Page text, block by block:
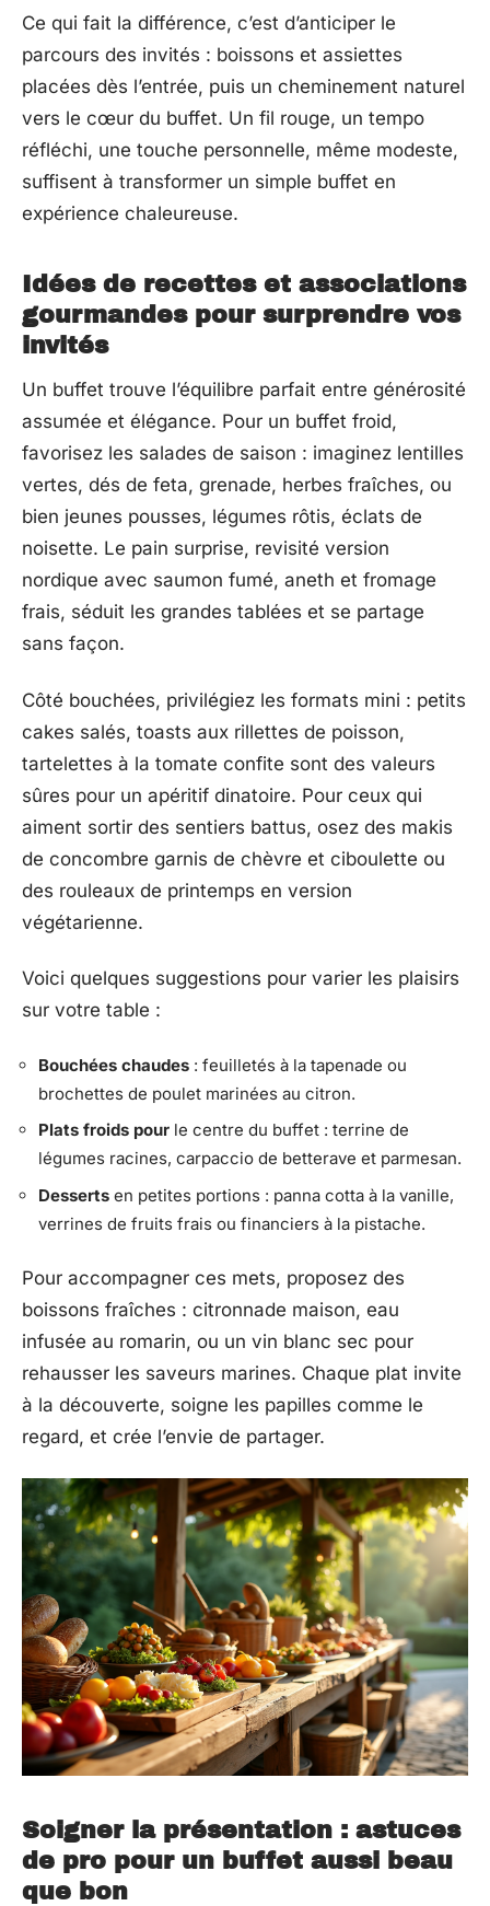
Ce qui fait la différence, c’est d’anticiper le
parcours des invités : boissons et assiettes
placées dès l’entrée, puis un cheminement naturel
vers le cœur du buffet. Un fil rouge, un tempo
réfléchi, une touche personnelle, même modeste,
suffisent à transformer un simple buffet en
expérience chaleureuse.
Idées de recettes et associations
gourmandes pour surprendre vos
invités
Un buffet trouve l’équilibre parfait entre générosité
assumée et élégance. Pour un buffet froid,
favorisez les salades de saison : imaginez lentilles
vertes, dés de feta, grenade, herbes fraîches, ou
bien jeunes pousses, légumes rôtis, éclats de
noisette. Le pain surprise, revisité version
nordique avec saumon fumé, aneth et fromage
frais, séduit les grandes tablées et se partage
sans façon.
Côté bouchées, privilégiez les formats mini : petits
cakes salés, toasts aux rillettes de poisson,
tartelettes à la tomate confite sont des valeurs
sûres pour un apéritif dinatoire. Pour ceux qui
aiment sortir des sentiers battus, osez des makis
de concombre garnis de chèvre et ciboulette ou
des rouleaux de printemps en version
végétarienne.
Voici quelques suggestions pour varier les plaisirs
sur votre table :
Bouchées chaudes : feuilletés à la tapenade ou
brochettes de poulet marinées au citron.
Plats froids pour le centre du buffet : terrine de
légumes racines, carpaccio de betterave et parmesan.
Desserts en petites portions : panna cotta à la vanille,
verrines de fruits frais ou financiers à la pistache.
Pour accompagner ces mets, proposez des
boissons fraîches : citronnade maison, eau
infusée au romarin, ou un vin blanc sec pour
rehausser les saveurs marines. Chaque plat invite
à la découverte, soigne les papilles comme le
regard, et crée l’envie de partager.
Soigner la présentation : astuces
de pro pour un buffet aussi beau
que bon